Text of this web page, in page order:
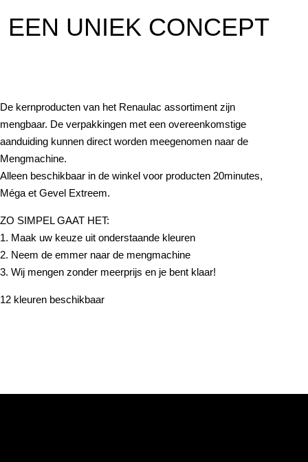
EEN UNIEK CONCEPT
De kernproducten van het Renaulac assortiment zijn
mengbaar. De verpakkingen met een overeenkomstige
aanduiding kunnen direct worden meegenomen naar de
Mengmachine.
Alleen beschikbaar in de winkel voor producten 20minutes,
Méga et Gevel Extreem.
ZO SIMPEL GAAT HET:
1. Maak uw keuze uit onderstaande kleuren
2. Neem de emmer naar de mengmachine
3. Wij mengen zonder meerprijs en je bent klaar!
12 kleuren beschikbaar